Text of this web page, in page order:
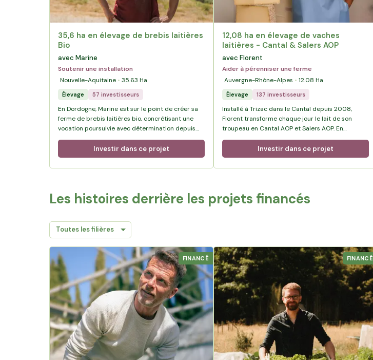
35,6 ha en élevage de brebis laitières
Bio
avec Marine
Soutenir une installation
Nouvelle-Aquitaine
35.63 Ha
Élevage 57 investisseurs
En Dordogne, Marine est sur le point de créer sa
ferme de brebis laitières bio, concrétisant une
vocation poursuivie avec détermination depuis
l’enfance.
Investir dans ce projet
12,08 ha en élevage de vaches
laitières - Cantal & Salers AOP
avec Florent
Aider à pérenniser une ferme
Auvergne-Rhône-Alpes
12.08 Ha
Élevage 137 investisseurs
Installé à Trizac dans le Cantal depuis 2008,
Florent transforme chaque jour le lait de son
troupeau en Cantal AOP et Salers AOP. En
sécurisant aujourd’hui des terres voisines de
l’exploitation, il prépare l’avenir de la ferme et la
transmission à son fils Baptiste.
Investir dans ce projet
Les histoires derrière les projets financés
FINANCÉ FINANCÉ